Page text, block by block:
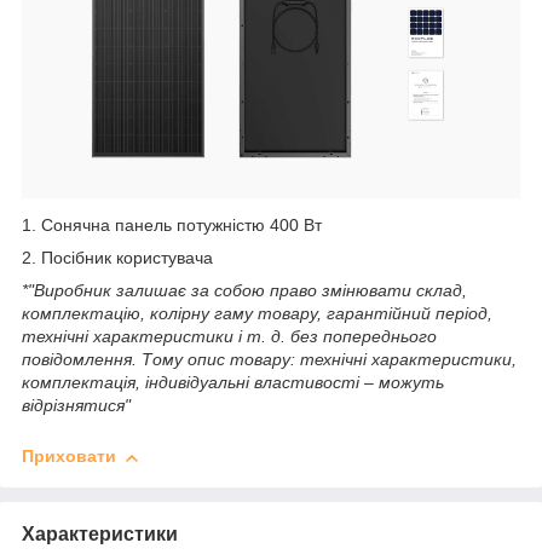
1. Сонячна панель потужністю 400 Вт
2. Посібник користувача
*"Виробник залишає за собою право змінювати склад,
комплектацію, колірну гаму товару, гарантійний період,
технічні характеристики і т. д. без попереднього
повідомлення. Тому опис товару: технічні характеристики,
комплектація, індивідуальні властивості – можуть
відрізнятися"
Приховати
Характеристики